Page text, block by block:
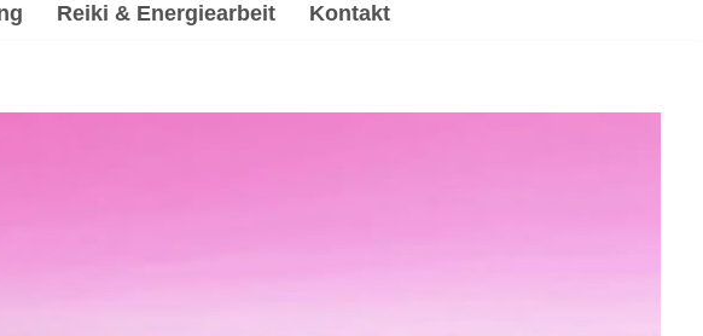
Reiki & Energiearbeit Kontakt
Trauerverarbeitung & Trauerhilfe, Reiki & Energiearbeit,
Energiearbeit & Reiki, ✔️ Hypnose, ☑️ Spirituelle Trauerverarbeitung &
auf Dich ✉.